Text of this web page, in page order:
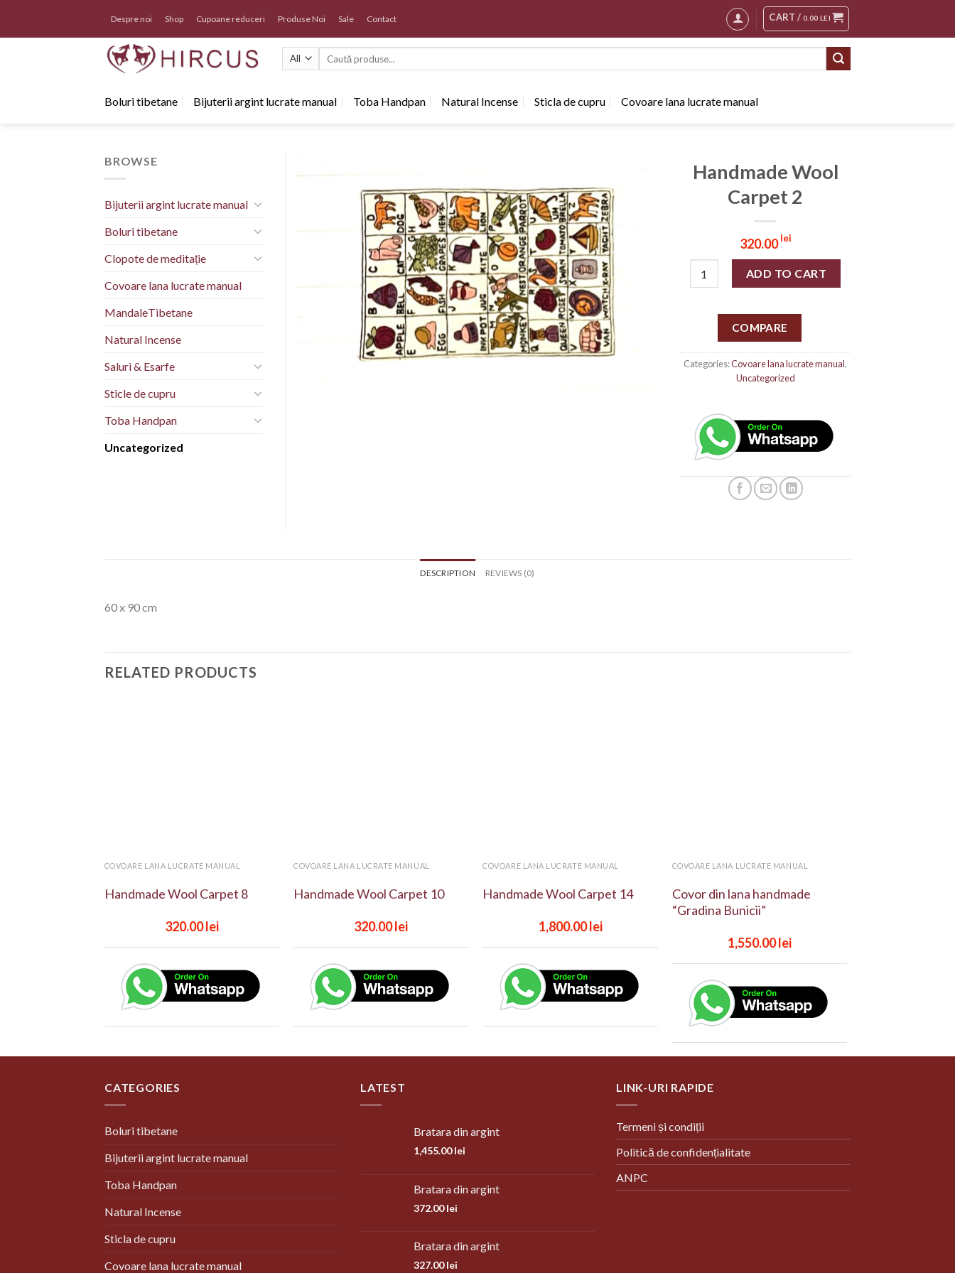
Despre noi Shop Cupoane reduceri Produse Noi Sale Contact CART / 0.00 LEI
Boluri tibetane Bijuterii argint lucrate manual Toba Handpan Natural Incense Sticla de cupru Covoare lana lucrate manual
Handmade Wool
Carpet 2
320.00lei
ADD TO CART
COMPARE
Categories:Covoare lana lucrate manual,
Uncategorized
BROWSE
Bijuterii argint lucrate manual
Boluri tibetane
Clopote de meditație
Covoare lana lucrate manual
MandaleTibetane
Natural Incense
Saluri & Esarfe
Sticle de cupru
Toba Handpan
Uncategorized
DESCRIPTION REVIEWS (0)
60 x 90 cm
RELATED PRODUCTS
COVOARE LANA LUCRATE MANUAL
Handmade Wool Carpet 8
320.00lei
COVOARE LANA LUCRATE MANUAL
Handmade Wool Carpet 10
320.00lei
COVOARE LANA LUCRATE MANUAL
Handmade Wool Carpet 14
1,800.00lei
COVOARE LANA LUCRATE MANUAL
Covor din lana handmade
“Gradina Bunicii”
1,550.00lei
CATEGORIES
Boluri tibetane
Bijuterii argint lucrate manual
Toba Handpan
Natural Incense
Sticla de cupru
Covoare lana lucrate manual
LATEST
Bratara din argint
1,455.00lei
Bratara din argint
372.00lei
Bratara din argint
327.00lei
LINK-URI RAPIDE
Termeni și condiții
Politică de confidențialitate
ANPC